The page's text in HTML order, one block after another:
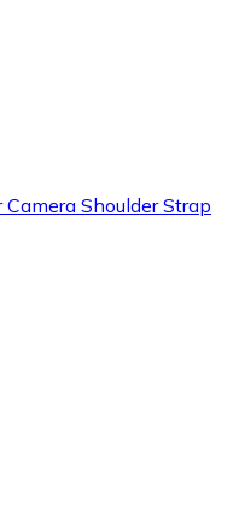
Shoulder Strap